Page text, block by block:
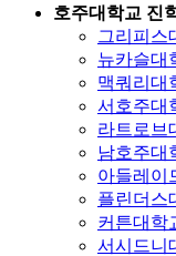
호주대학교 진
그리피스
뉴카슬대
맥쿼리대
서호주대
라트로브
남호주대
아들레이
플린더스
커튼대학
서시드니